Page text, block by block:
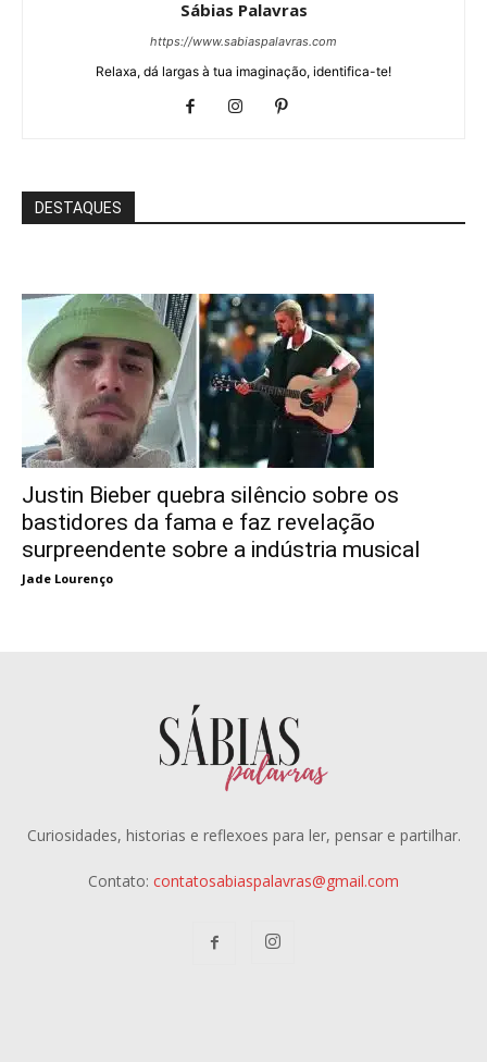
Sábias Palavras
https://www.sabiaspalavras.com
Relaxa, dá largas à tua imaginação, identifica-te!
DESTAQUES
Justin Bieber quebra silêncio sobre os
bastidores da fama e faz revelação
surpreendente sobre a indústria musical
Jade Lourenço
Curiosidades, historias e reflexoes para ler, pensar e partilhar.
Contato: contatosabiaspalavras@gmail.com